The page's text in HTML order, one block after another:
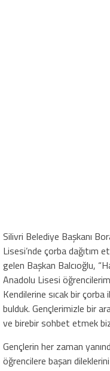
Silivri Belediye Başkanı
Lisesi’nde çorba dağıtım
gelen Başkan Balcıoğlu,
Anadolu Lisesi
Kendilerine sıcak bir
bulduk. Gençlerimizle bir
ve birebir sohbet etmek
Gençlerin her zaman
öğrencilere başarı